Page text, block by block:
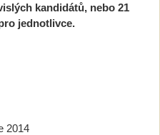
kandidátů, nebo 21
jednotlivce.
2014